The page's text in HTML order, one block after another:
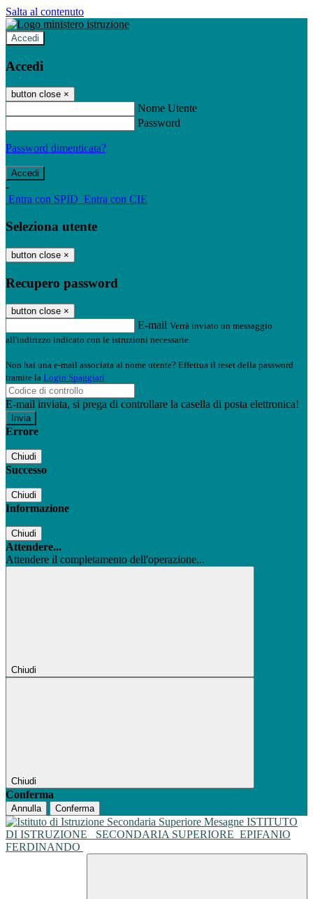
Salta al contenuto
Accedi
Accedi
button close ×
Nome Utente
Password
Password dimenticata?
-
Entra con SPID Entra con CIE
Seleziona utente
button close ×
Recupero password
button close ×
E-mail Verrà inviato un messaggio
all'indirizzo indicato con le istruzioni necessarie.
Non hai una e-mail associata al nome utente? Effettua il reset della password
tramite la Login Spaggiari
E-mail inviata, si prega di controllare la casella di posta elettronica!
Errore
Chiudi
Successo
Chiudi
Informazione
Chiudi
Attendere...
Attendere il completamento dell'operazione...
Chiudi
Chiudi
Conferma
Annulla Conferma
ISTITUTO
DI ISTRUZIONE
SECONDARIA SUPERIORE EPIFANIO
FERDINANDO